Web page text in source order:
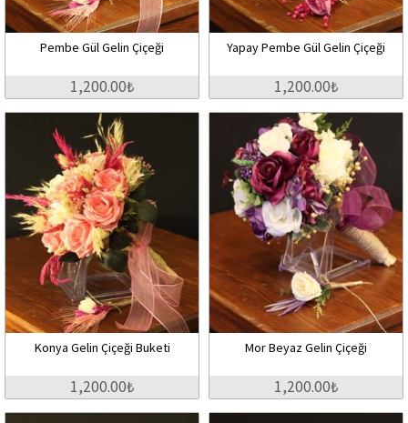
Pembe Gül Gelin Çiçeği
1,200.00₺
Yapay Pembe Gül Gelin Çiçeği
1,200.00₺
Konya Gelin Çiçeği Buketi
1,200.00₺
Mor Beyaz Gelin Çiçeği
1,200.00₺